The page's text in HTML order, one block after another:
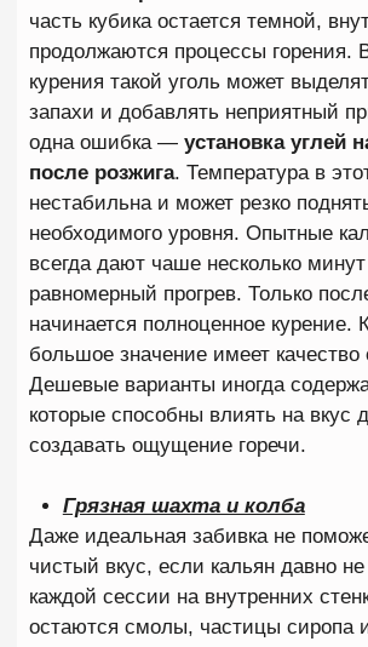
горле с недостатком жидкости в организме.
Во время длительной кальянной сессии
слизистая постепенно пересыхает. Если при этом
человек не пьет воду или чай, дым начинает
восприниматься гораздо жестче.
Поэтому практическиво всех хороших кальянных
вместе с кальяном всегда рекомендуют напитки.
Индивидуальная чувствительность
Иногда ответ на вопрос, почему кальян горчит в
горле, связан с особенностями организма. У
некоторых людей повышенная чувствительность к
определенным ароматизаторам, сортам табака
или высокой крепости смеси. В такой ситуации
достаточно сменить вкус или использовать более
легкую забивку, чтобы дискомфорт полностью
исчез.
Когда кальян начинает горчить, большинство
людей совершают одну и ту же ошибку —